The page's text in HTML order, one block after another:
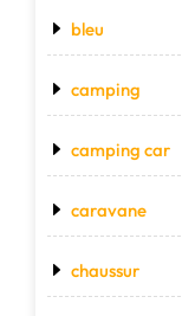
bleu
camping
camping car
caravane
chaussur